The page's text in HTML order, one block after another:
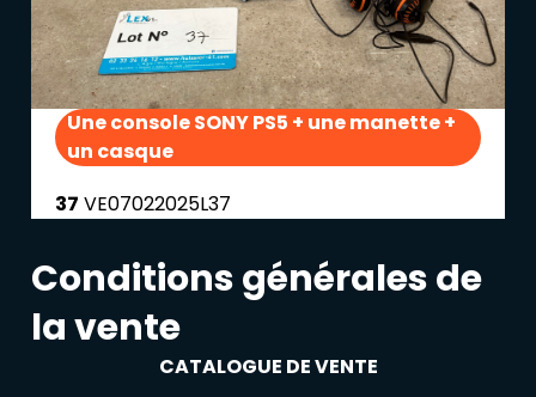
Une console SONY PS5 + une manette +
un casque
37 VE07022025L37
Conditions générales de
la vente
CATALOGUE DE VENTE